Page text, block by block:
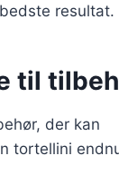
resultat.
til
der kan
tortellini